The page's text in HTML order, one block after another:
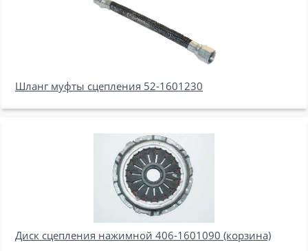
Шланг муфты сцепления 52-1601230
Диск сцепления нажимной 406-1601090 (корзина)